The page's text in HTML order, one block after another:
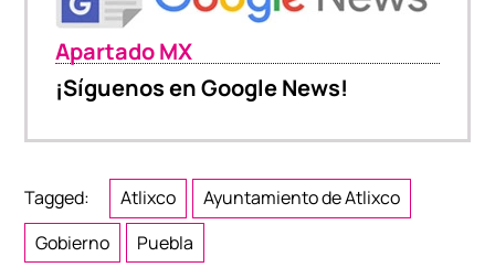
Apartado MX
¡Síguenos en Google News!
Tagged: Atlixco
Ayuntamiento de Atlixco
Gobierno
Puebla